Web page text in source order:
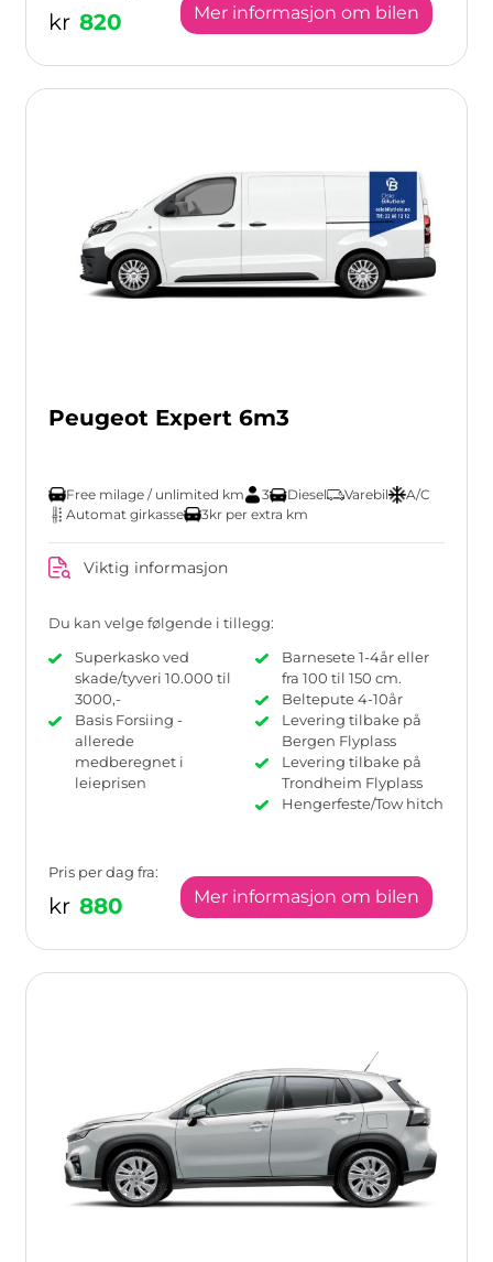
kr 820 Mer informasjon om bilen
Peugeot Expert 6m3
Free milage / unlimited km 3 Diesel Varebil
A/C
Automat girkasse
3kr per extra km
Viktig informasjon
Du kan velge følgende i tillegg:
Superkasko ved
skade/tyveri 10.000 til
3000,-
Basis Forsiing -
allerede
medberegnet i
leieprisen
Barnesete 1-4år eller
fra 100 til 150 cm.
Beltepute 4-10år
Levering tilbake på
Bergen Flyplass
Levering tilbake på
Trondheim Flyplass
Hengerfeste/Tow hitch
Pris per dag fra:
kr 880 Mer informasjon om bilen